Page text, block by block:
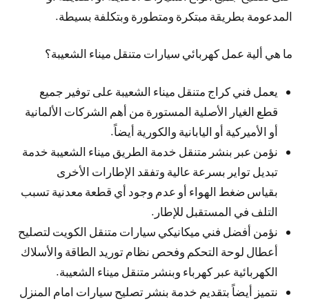
المدعومة بطريقة مبتكرة ومتطورة وبتكلفة بسيطة.
ما هي ألية عمل كهربائي سيارات متنقل ميناء الشعيبة؟
يعمل فني كراج متنقل ميناء الشعيبة على توفير جميع
قطع الغيار الأصلية المستورة من أهم الشركات الألمانية
أو الأميركية أو اليابانية والكورية أيضاً.
نؤمن عبر بنشر متنقل خدمة الطريق ميناء الشعيبة خدمة
تبديل تواير بسرعة عالية وتفقد الإطارات الأخرى
بقياس ضغط الهواء أو عدم وجود أي قطعة معدنية تسبب
التلف في المستقبل للإطار.
نؤمن أفضل فني ميكانيكي سيارات متنقل الكويت لتصليح
أعطال لوحة التحكم وفحص نظام توريد الطاقة والأسلاك
الكهربائية عبر كهرباء وبنشر متنقل ميناء الشعيبة.
نتميز أيضاً بتقديم خدمة بنشر تصليح سيارات امام المنزل